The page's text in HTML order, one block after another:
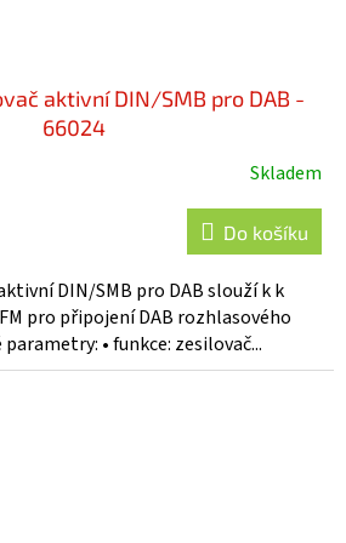
aktivní DIN/SMB pro DAB -
66024
Skladem
Do košíku
DIN/SMB pro DAB slouží k k
pro připojení DAB rozhlasového
• funkce: zesilovač...